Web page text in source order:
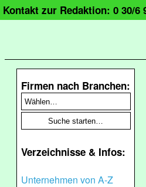
Kontakt zur Redaktion: 0 30/6
Firmen nach Branchen:
Verzeichnisse & Infos:
Unternehmen von A-Z